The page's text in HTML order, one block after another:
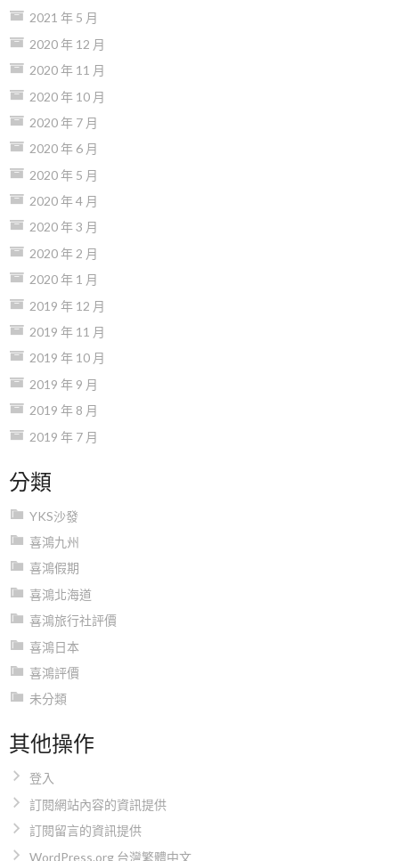
2021 年 5 月
2020 年 12 月
2020 年 11 月
2020 年 10 月
2020 年 7 月
2020 年 6 月
2020 年 5 月
2020 年 4 月
2020 年 3 月
2020 年 2 月
2020 年 1 月
2019 年 12 月
2019 年 11 月
2019 年 10 月
2019 年 9 月
2019 年 8 月
2019 年 7 月
分類
YKS沙發
喜鴻九州
喜鴻假期
喜鴻北海道
喜鴻旅行社評價
喜鴻日本
喜鴻評價
未分類
其他操作
登入
訂閱網站內容的資訊提供
訂閱留言的資訊提供
WordPress.org 台灣繁體中文